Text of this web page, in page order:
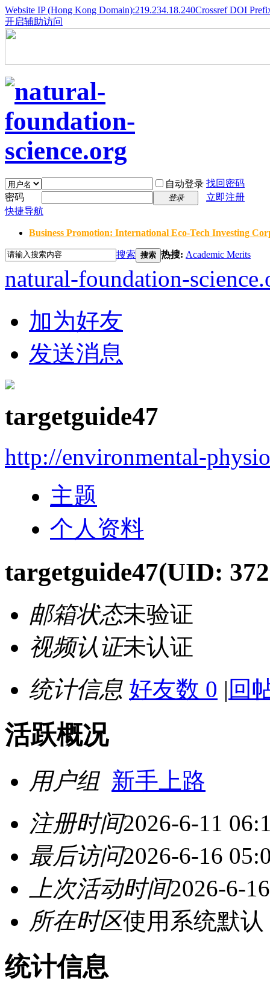
Website IP (Hong Kong Domain):219.234.18.240Crossref DOI
开启辅助访问
自动登录 找回密码
密码
登录
立即注册
快捷导航
Business Promotion: International Eco-Tech Investing
搜索 搜索 热搜: Academic Merits
natural-foundation-
加为好友
发送消息
targetguide47
http://environmental-
主题
个人资料
targetguide47(UID:
邮箱状态未验证
视频认证未认证
统计信息 好友数 0 | 回
活跃概况
用户组 新手上路
注册时间2026-6-11
最后访问2026-6-16
上次活动时间2026-6-
所在时区使用系统默认
统计信息